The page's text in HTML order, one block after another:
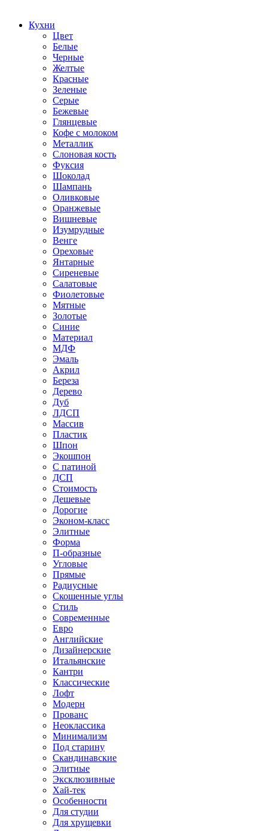
Кухни
Цвет
Белые
Черные
Желтые
Красные
Зеленые
Серые
Бежевые
Глянцевые
Кофе с молоком
Металлик
Слоновая кость
Фуксия
Шоколад
Шампань
Оливковые
Оранжевые
Вишневые
Изумрудные
Венге
Ореховые
Янтарные
Сиреневые
Салатовые
Фиолетовые
Мятные
Золотые
Синие
Материал
МДФ
Эмаль
Акрил
Береза
Дерево
Дуб
ЛДСП
Массив
Пластик
Шпон
Экошпон
С патиной
ДСП
Стоимость
Дешевые
Дорогие
Эконом-класс
Элитные
Форма
П-образные
Угловые
Прямые
Радиусные
Скошенные углы
Стиль
Современные
Евро
Английские
Дизайнерские
Итальянские
Кантри
Классические
Лофт
Модерн
Прованс
Неоклассика
Минимализм
Под старину
Скандинавские
Элитные
Эксклюзивные
Хай-тек
Особенности
Для студии
Для хрущевки